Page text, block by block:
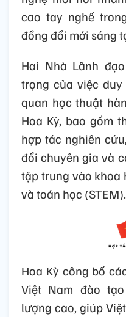
cao tay nghề
đồng đổi mới sáng
Hai Nhà Lãnh
trọng của việc
quan học thuật
Hoa Kỳ, bao gồm
hợp tác nghiên
đổi chuyên gia và
tập trung vào khoa
và toán học (STEM).
Hoa Kỳ công bố
Việt Nam đào
lượng cao, giúp